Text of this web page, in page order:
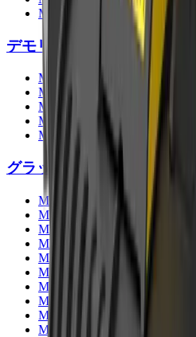
MB-HDS533
デモリッションクラッシャー
MB-P160
MB-P380
MB-PT650
MB-PT1150
MB-PT1650
グラップル
MB-G350
MB-G400
MB-G450
MB-G500
MB-G600
MB-G900
MB-G940
MB-G1000
MB-G1200
MB-G1500